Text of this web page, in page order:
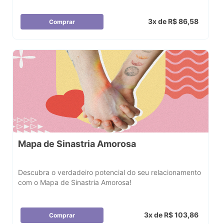
Comprar 3x de R$ 86,58
Mapa de Sinastria Amorosa
Descubra o verdadeiro potencial do seu relacionamento
com o Mapa de Sinastria Amorosa!
Comprar 3x de R$ 103,86